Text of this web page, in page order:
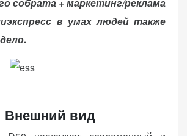
собрата + маркетинг/реклама
в умах людей также
Внешний вид